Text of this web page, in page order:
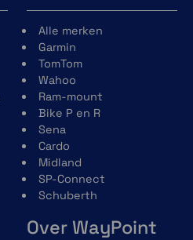
Alle merken
Garmin
TomTom
Wahoo
Ram-mount
Bike P en R
Sena
Cardo
Midland
SP-Connect
Schuberth
Over WayPoint